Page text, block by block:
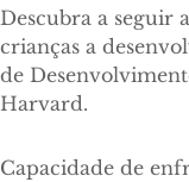
Descubra a seguir
crianças a
de
Harvard.
Capacidade de